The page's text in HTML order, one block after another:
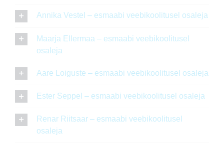
Annika Vestel – esmaabi veebikoolitusel osaleja
Maarja Ellermaa – esmaabi veebikoolitusel
osaleja
Aare Loiguste – esmaabi veebikoolitusel osaleja
Ester Seppel – esmaabi veebikoolitusel osaleja
Renar Riitsaar – esmaabi veebikoolitusel
osaleja